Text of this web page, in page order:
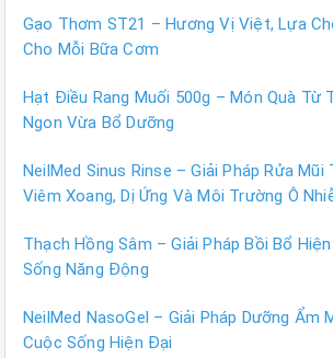
Gạo Thơm ST21 – Hương Vị Việt, Lựa
Cho Mỗi Bữa Cơm
Hạt Điều Rang Muối 500g – Món Quà Từ
Ngon Vừa Bổ Dưỡng
NeilMed Sinus Rinse – Giải Pháp Rửa Mũi
Viêm Xoang, Dị Ứng Và Môi Trường Ô
Thạch Hồng Sâm – Giải Pháp Bồi Bổ
Sống Năng Động
NeilMed NasoGel – Giải Pháp Dưỡng Ẩm
Cuộc Sống Hiện Đại